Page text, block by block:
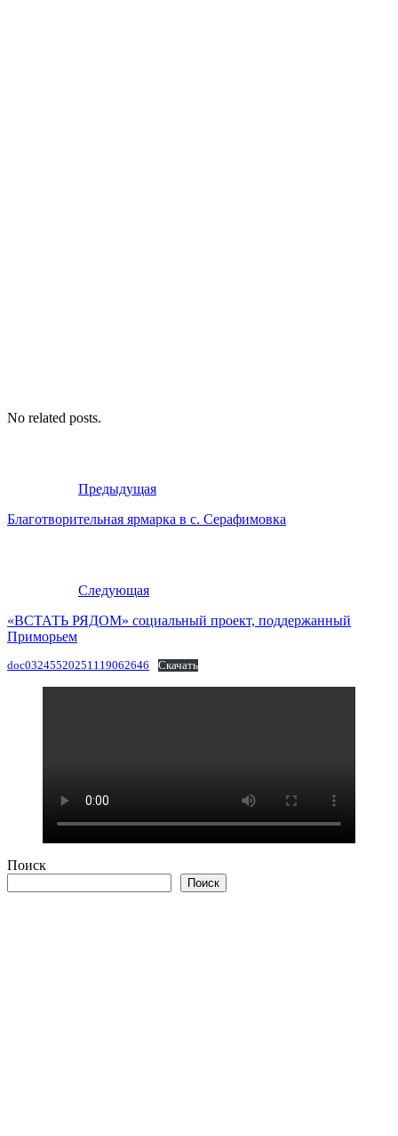
No related posts.
Предыдущая
Благотворительная ярмарка в с. Серафимовка
Следующая
«ВСТАТЬ РЯДОМ» социальный проект, поддержанный
Приморьем
doc03245520251119062646 Скачать
Поиск
Поиск